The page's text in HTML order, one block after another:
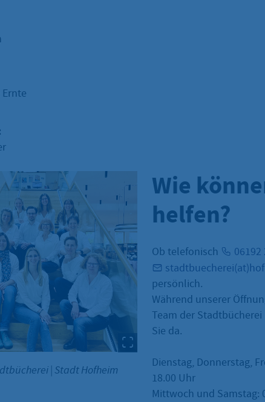
| Stadt Hofheim
Wie
helfen?
Ob telefonisch 06192
persönlich.
Während unserer
Team der
Sie da.
Dienstag, Donnerstag,
18.00 Uhr
Mittwoch und Samstag: